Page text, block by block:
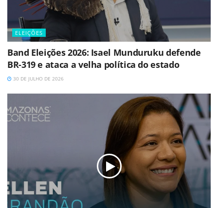
ELEIÇÕES
Band Eleições 2026: Isael Munduruku defende
BR-319 e ataca a velha política do estado
30 DE JULHO DE 2026